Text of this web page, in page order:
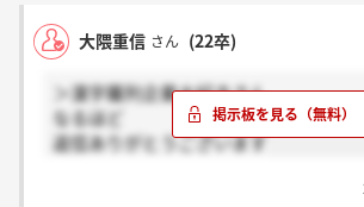
び出されなければいけないのかほんと
ないです。手書き履歴書も含めそうい
面接も自由応募なのに推薦に切り替え
気味だったので後付け推薦強制なら蹴
大隈重信 さん (22卒)
＞漢字羅列企業大好きさん
なるほど
返信ありがとうございます